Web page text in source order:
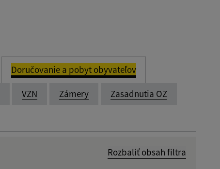
Doručovanie a pobyt obyvateľov
VZN Zámery Zasadnutia OZ
Rozbaliť obsah filtra